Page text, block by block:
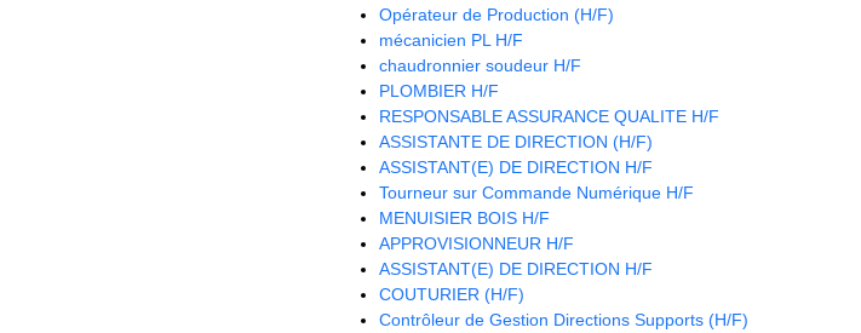
Opérateur de Production (H/F)
mécanicien PL H/F
chaudronnier soudeur H/F
PLOMBIER H/F
RESPONSABLE ASSURANCE QUALITE H/F
ASSISTANTE DE DIRECTION (H/F)
ASSISTANT(E) DE DIRECTION H/F
Tourneur sur Commande Numérique H/F
MENUISIER BOIS H/F
APPROVISIONNEUR H/F
ASSISTANT(E) DE DIRECTION H/F
COUTURIER (H/F)
Contrôleur de Gestion Directions Supports (H/F)